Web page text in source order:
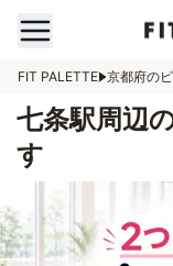
FIT PALETTE 京都府の
七条駅周辺
す